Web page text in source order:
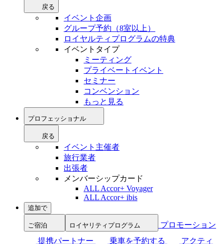
戻る
イベント企画
グループ予約（8室以上）
ロイヤルティプログラムの特典
イベントタイプ
ミーティング
プライベートイベント
セミナー
コンベンション
もっと見る
プロフェッショナル
戻る
イベント主催者
旅行業者
出張者
メンバーシップカード
ALL Accor+ Voyager
ALL Accor+ ibis
追加で
ご宿泊 ロイヤリティプログラム
プロモーション
提携パートナー
乗車を予約する
アクティ